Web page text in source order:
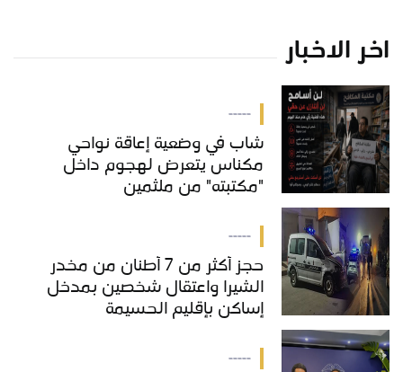
اخر الاخبار
-----
شاب في وضعية إعاقة نواحي
مكناس يتعرض لهجوم داخل
"مكتبته" من ملثمين
-----
حجز أكثر من 7 أطنان من مخدر
الشيرا واعتقال شخصين بمدخل
إساكن بإقليم الحسيمة
-----